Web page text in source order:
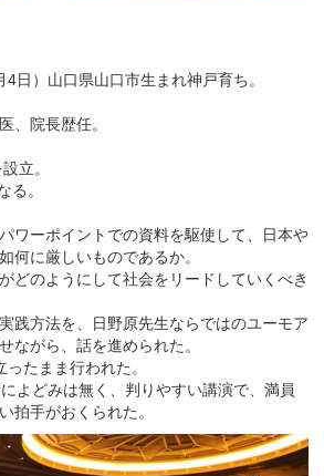
日）山口県山口市生まれ神戸育ち。
、院長歴任。
立。
る。
ワーポイントでの資料を駆使して、日本や
何に厳しいものであるか。
どのようにして社会をリードしていくべき
践方法を、日野原先生ならではのユーモア
ながら、話を進められた。
たまま行われた。
よどみは無く、判りやすい講演で、満員
拍手がおくられた。